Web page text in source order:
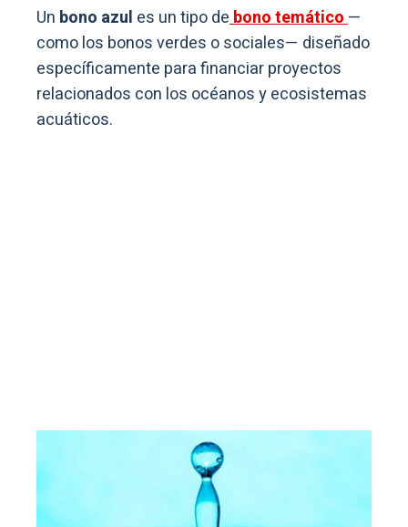
Un bono azul es un tipo debono temático—
como los bonos verdes o sociales— diseñado
específicamente para financiar proyectos
relacionados con los océanos y ecosistemas
acuáticos.